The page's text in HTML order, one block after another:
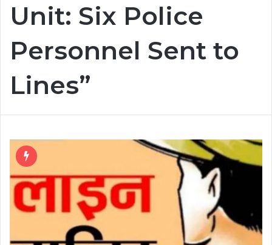
Unit: Six Police
Personnel Sent to
Lines”